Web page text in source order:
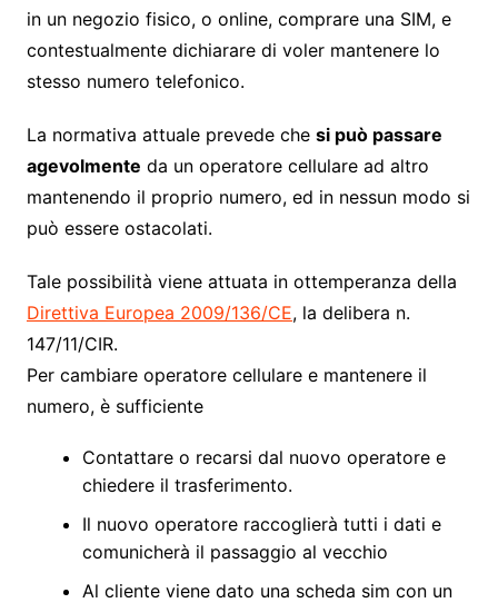
in un negozio fisico, o online, comprare una SIM, e
contestualmente dichiarare di voler mantenere lo
stesso numero telefonico.
La normativa attuale prevede che si può passare
agevolmente da un operatore cellulare ad altro
mantenendo il proprio numero, ed in nessun modo si
può essere ostacolati.
Tale possibilità viene attuata in ottemperanza della
Direttiva Europea 2009/136/CE, la delibera n.
147/11/CIR.
Per cambiare operatore cellulare e mantenere il
numero, è sufficiente
Contattare o recarsi dal nuovo operatore e
chiedere il trasferimento.
Il nuovo operatore raccoglierà tutti i dati e
comunicherà il passaggio al vecchio
Al cliente viene dato una scheda sim con un